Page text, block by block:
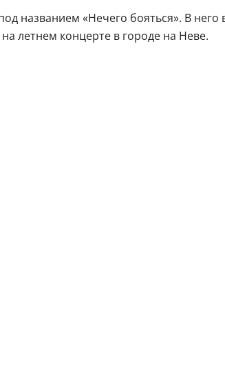
названием «Нечего бояться». В
летнем концерте в городе на Неве.